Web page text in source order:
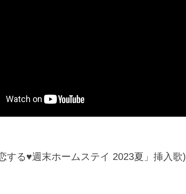
する♥️週末ホームステイ 2023夏」挿入歌)